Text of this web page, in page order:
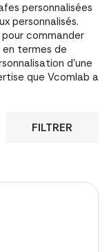
personnalisées
personnalisés.
commander
termes de
d'une
que Vcomlab a
FILTRER